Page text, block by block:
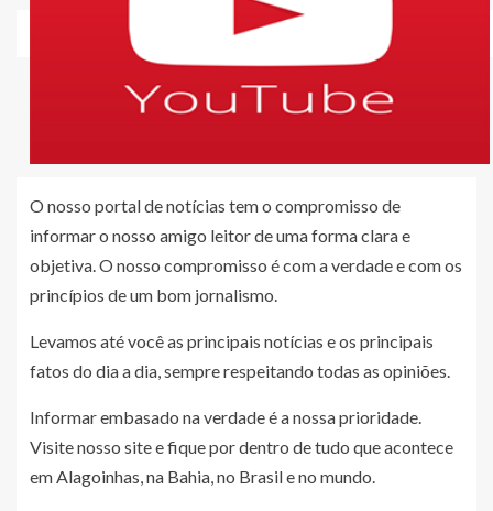
O nosso portal de notícias tem o compromisso de
informar o nosso amigo leitor de uma forma clara e
objetiva. O nosso compromisso é com a verdade e com os
princípios de um bom jornalismo.
Levamos até você as principais notícias e os principais
fatos do dia a dia, sempre respeitando todas as opiniões.
Informar embasado na verdade é a nossa prioridade.
Visite nosso site e fique por dentro de tudo que acontece
em Alagoinhas, na Bahia, no Brasil e no mundo.